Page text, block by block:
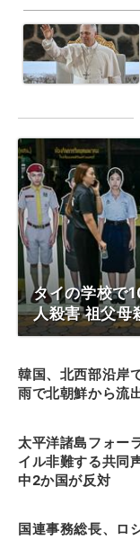
タイの学校で
人殺害 祖父母
韓国、北西部沿岸
雨で北朝鮮から流
太平洋諸島フォー
イル非難する共同
中2か国が反対
国連事務総長、ロ